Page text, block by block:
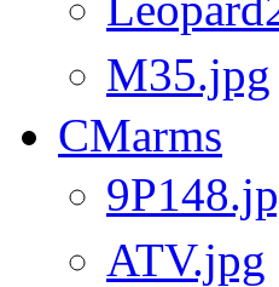
M35.jpg
CMarms
ATV.jpg